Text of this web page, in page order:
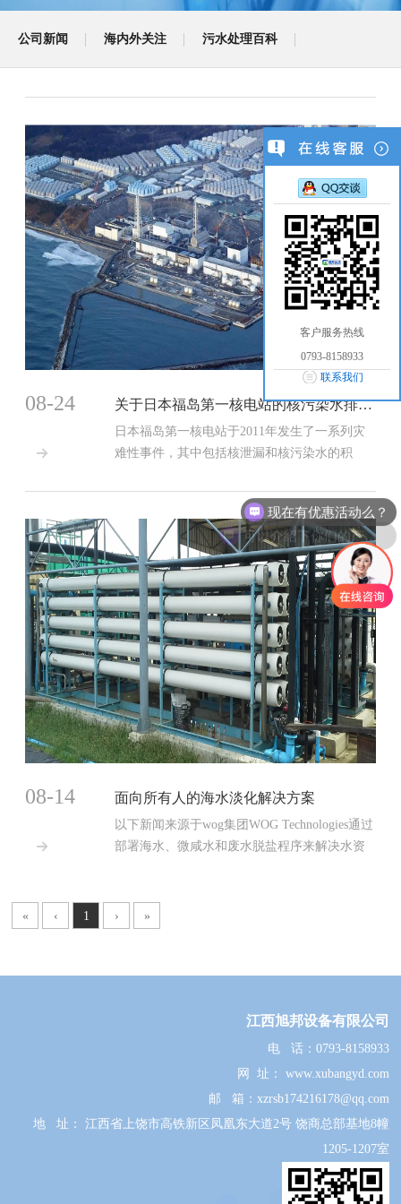
公司新闻 海内外关注 污水处理百科
08-24

关于日本福岛第一核电站的核污染水排入大海的一些看法
日本福岛第一核电站于2011年发生了一系列灾
难性事件，其中包括核泄漏和核污染水的积
08-14

面向所有人的海水淡化解决方案
以下新闻来源于wog集团WOG Technologies通过
部署海水、微咸水和废水脱盐程序来解决水资
« ‹ 1 › »
客户服务热线
0793-8158933
联系我们
江西旭邦设备有限公司
电 话： 0793-8158933
网 址：
www.xubangyd.com
邮 箱：xzrsb174216178@qq.com
地 址： 江西省上饶市高铁新区凤凰东大道2号 饶商总部基地8幢
1205-1207室
可以介绍下你们的产品么？
现在有优惠活动么？